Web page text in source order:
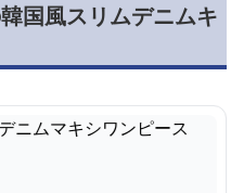
国風スリムデニムキ